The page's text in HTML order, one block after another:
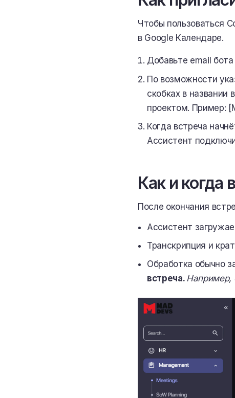
Чтобы пользоваться
в Google Календаре.
Добавьте email бота
По возможности
скобках в названии
проектом. Пример:
Когда встреча
Ассистент
Как и когда
После окончания
Ассистент
Транскрипция и
Обработка обычно
встреча. Например,